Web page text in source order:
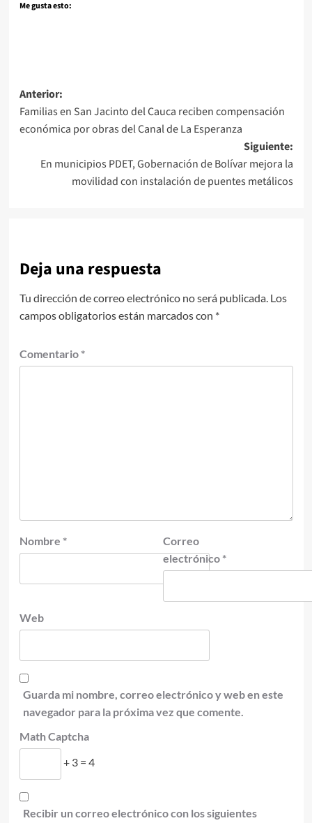
Me gusta esto:
Navegación
de
entradas
Anterior:
Familias en San Jacinto del Cauca reciben compensación
económica por obras del Canal de La Esperanza
Siguiente:
En municipios PDET, Gobernación de Bolívar mejora la
movilidad con instalación de puentes metálicos
Deja una respuesta
Tu dirección de correo electrónico no será publicada. Los
campos obligatorios están marcados con *
Comentario *
Nombre *
Correo
electrónico *
Web
Guarda mi nombre, correo electrónico y web en este
navegador para la próxima vez que comente.
Math Captcha
+ 3 = 4
Recibir un correo electrónico con los siguientes